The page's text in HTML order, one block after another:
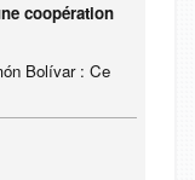
coopération
Bolívar : Ce